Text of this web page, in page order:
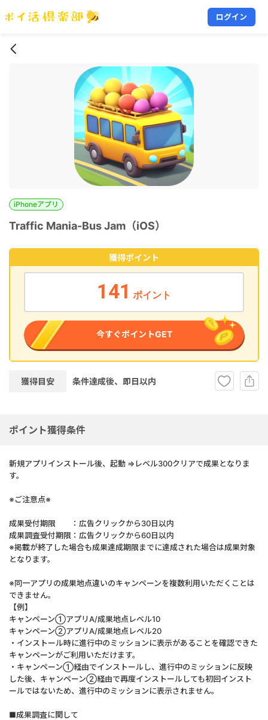
ログイン
iPhoneアプリ
Traffic Mania-Bus Jam（iOS）
獲得ポイント
141 ポイント
今すぐポイントGET
獲得目安 条件達成後、即日以内
ポイント獲得条件
新規アプリインストール後、起動 ⇒レベル300クリアで成果となりま
す。
※ご注意点※
成果受付期限 ：広告クリックから30日以内
成果調査受付期限：広告クリックから60日以内
※掲載が終了した場合も成果達成期限までに達成された場合は成果対象
となります。
※同一アプリの成果地点違いのキャンペーンを複数利用いただくことは
できません。
【例】
キャンペーン①アプリA/成果地点レベル10
キャンペーン②アプリA/成果地点レベル20
・インストール時に進行中のミッションに表示があることを確認できた
キャンペーンがご利用いただけます。
・キャンペーン①経由でインストールし、進行中のミッションに反映
した後、キャンペーン②経由で再度インストールしても初回インスト
ールではないため、進行中のミッションに表示されません。
■成果調査に関して